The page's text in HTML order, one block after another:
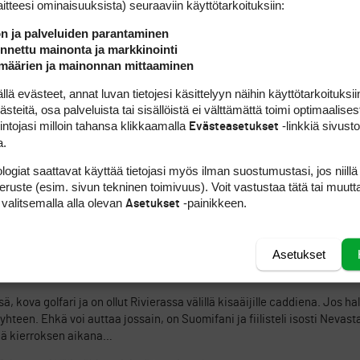
ILMOITA ASIATON VIESTI
onni pelata pelata jäsenten kautta näitä privakenttiä. Eniten
kenttänä itse pidän itse Pelican Hill Southia. Sit Rustic
Park on siitä hauska että siellä on joskus pelattu L.A.Open ja joku
Ja siellä pelataan yli 100000 kierrosta vuodessa ja homma
kova golfari ja on ollut Rivierassa välillä kisaäijille caddiena. Jos
Ehkä voi auttaa jossain, on Suomifani ja fiilisteli isosti
kierroksen aikana…
ominaisuuk­sista) seuraaviin käyttötarkoituksiin:
ja palveluiden parantaminen
mainonta ja markkinointi
ja mainonnan mittaaminen
evästeet, annat luvan tietojesi käsittelyyn näihin
osa palveluista tai sisällöistä ei välttämättä toimi
milloin tahansa klikkaamalla Evästeasetukset -linkkiä
saattavat käyttää tietojasi myös ilman suostumustasi, jos
(esim. sivun tekninen toimivuus). Voit vastustaa tätä tai
alla olevan Asetukset -painikkeen.
Asetukset